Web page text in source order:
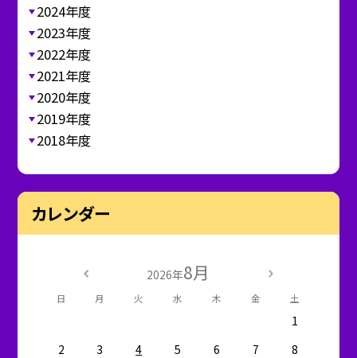
2024年度
2023年度
2022年度
2021年度
2020年度
2019年度
2018年度
カレンダー
2026年8月
日 月 火 水 木 金 土
1
2
3 4 5 6 7
8